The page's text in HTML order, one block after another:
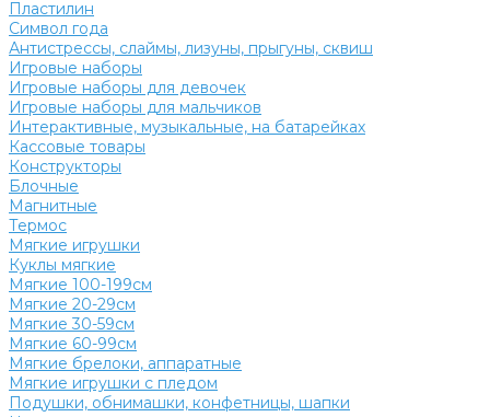
Пластилин
Символ года
Антистрессы, слаймы, лизуны, прыгуны, сквиш
Игровые наборы
Игровые наборы для девочек
Игровые наборы для мальчиков
Интерактивные, музыкальные, на батарейках
Кассовые товары
Конструкторы
Блочные
Магнитные
Термос
Мягкие игрушки
Куклы мягкие
Мягкие 100-199см
Мягкие 20-29см
Мягкие 30-59см
Мягкие 60-99см
Мягкие брелоки, аппаратные
Мягкие игрушки с пледом
Подушки, обнимашки, конфетницы, шапки